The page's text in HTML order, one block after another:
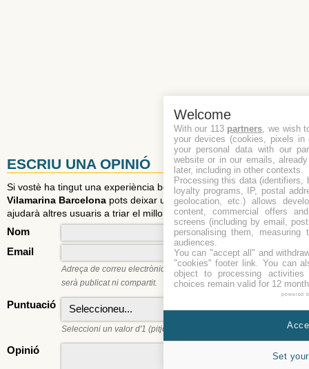
ESCRIU UNA OPINIÓ
Si vostè ha tingut una experiència bona o dolenta ambApark Me
Vilamarina Barcelona pots deixar una opinió i una puntuació. Això
ajudarà altres usuaris a triar el millor aparcament.
Nom
Email
Adreça de correu electrònic és necessari per fer comentaris. No
serà publicat ni compartit.
Puntuació
Seleccioni un valor d'1 (pitjor) a 5 (millor).
Opinió
Welcome
With our 113 partners, we wish
your devices (cookies, pixels
your personal data with our
website or in our emails,
later, including in other contexts.
Processing this data (identifiers,
loyalty programs, IP, postal
geolocation, etc.) allows
content, commercial offers
screens (including by email,
personalising them, measuring
audiences.
You can "accept all" and
"cookies" footer link. You can
object to processing
choices remain valid for 12
powered
Set